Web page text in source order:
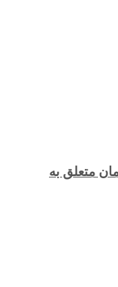
متعلق به